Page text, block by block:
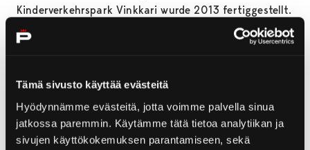
Tämä sivusto käyttää evästeitä
Hyödynnämme evästeitä, jotta voimme palvella sinua
jatkossa paremmin. Käytämme tätä tietoa analytiikan ja
sivujen käyttökokemuksen parantamiseen, sekä
Kinderverkehrspark Vinkkari wurde 2013 fertiggestellt.
Öffnungszeiten 2025
Der Vinkkari-Verkehrspark ist geöffnet:
3.6.-3.8. (keine Sonderveranstaltungen)
Di-Fr 12-18